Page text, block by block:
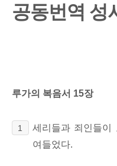
공동번역 성
루가의 복음서 15장
1
세리들과 죄인들이
여들었다.